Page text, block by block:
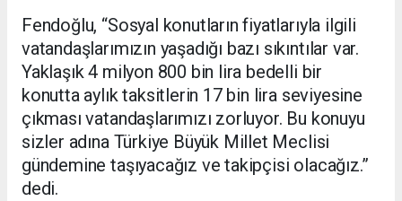
Fendoğlu, “Sosyal konutların fiyatlarıyla ilgili
vatandaşlarımızın yaşadığı bazı sıkıntılar var.
Yaklaşık 4 milyon 800 bin lira bedelli bir
konutta aylık taksitlerin 17 bin lira seviyesine
çıkması vatandaşlarımızı zorluyor. Bu konuyu
sizler adına Türkiye Büyük Millet Meclisi
gündemine taşıyacağız ve takipçisi olacağız.”
dedi.